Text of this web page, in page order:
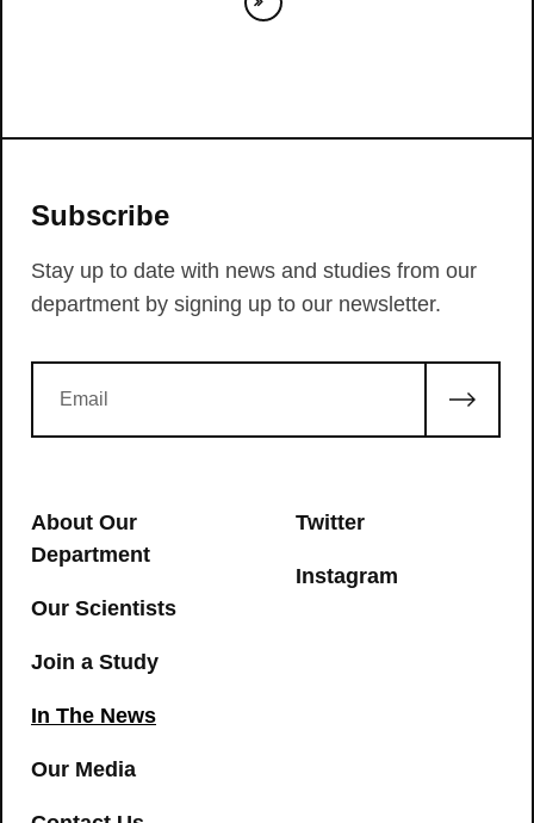
Subscribe
Stay up to date with news and studies from our
department by signing up to our newsletter.
About Our
Department
Our Scientists
Join a Study
In The News
Our Media
Twitter
Instagram